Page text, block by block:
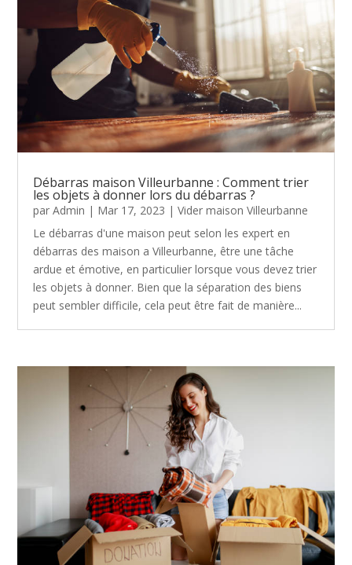
Débarras maison Villeurbanne : Comment trier
les objets à donner lors du débarras ?
parAdmin | Mar 17, 2023 |Vider maison Villeurbanne
Le débarras d'une maison peut selon les expert en
débarras des maison a Villeurbanne, être une tâche
ardue et émotive, en particulier lorsque vous devez trier
les objets à donner. Bien que la séparation des biens
peut sembler difficile, cela peut être fait de manière...